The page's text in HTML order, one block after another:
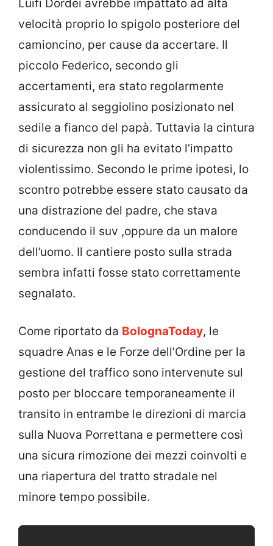
Luifi Dordei avrebbe impattato ad alta
velocità proprio lo spigolo posteriore del
camioncino, per cause da accertare. Il
piccolo Federico, secondo gli
accertamenti, era stato regolarmente
assicurato al seggiolino posizionato nel
sedile a fianco del papà. Tuttavia la cintura
di sicurezza non gli ha evitato l’impatto
violentissimo. Secondo le prime ipotesi, lo
scontro potrebbe essere stato causato da
una distrazione del padre, che stava
conducendo il suv ,oppure da un malore
dell’uomo. Il cantiere posto sulla strada
sembra infatti fosse stato correttamente
segnalato.
Come riportato da BolognaToday, le
squadre Anas e le Forze dell’Ordine per la
gestione del traffico sono intervenute sul
posto per bloccare temporaneamente il
transito in entrambe le direzioni di marcia
sulla Nuova Porrettana e permettere così
una sicura rimozione dei mezzi coinvolti e
una riapertura del tratto stradale nel
minore tempo possibile.